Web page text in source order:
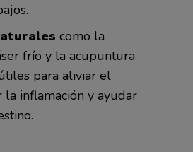
como la
frío y la acupuntura
para aliviar el
inflamación y ayudar